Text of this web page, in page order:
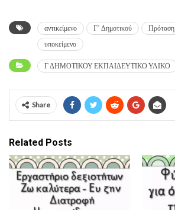
αντικείμενο Γ΄ Δημοτικού Πρόταση
υποκείμενο
Γ ΔΗΜΟΤΙΚΟΥ ΕΚΠΑΙΔΕΥΤΙΚΟ ΥΛΙΚΟ
Share
Related Posts